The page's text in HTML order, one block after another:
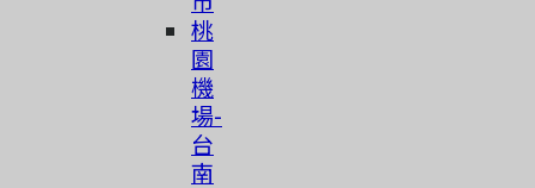
桃
園
機
場-
台
南